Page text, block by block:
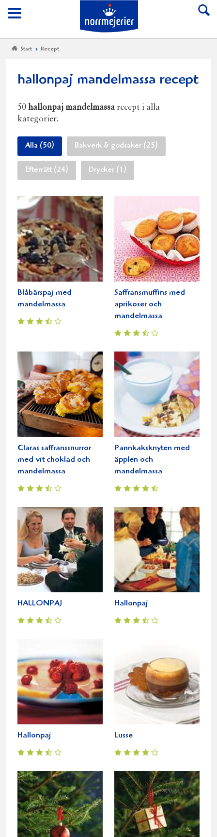
Meny
Till Norrmejerier
Start Recept
hallonpaj mandelmassa recept
50 hallonpaj mandelmassa recept i alla
kategorier.
Alla (50) Bakverk & godsaker (25)
Efterrätt (24) Drycker (1)
Blåbärspaj med
mandelmassa
Saffransmuffins med
aprikoser och
mandelmassa
Claras saffranssnurror
med vit choklad och
mandelmassa
Pannkaksknyten med
äpplen och
mandelmassa
HALLONPAJ Hallonpaj
Hallonpaj Lusse